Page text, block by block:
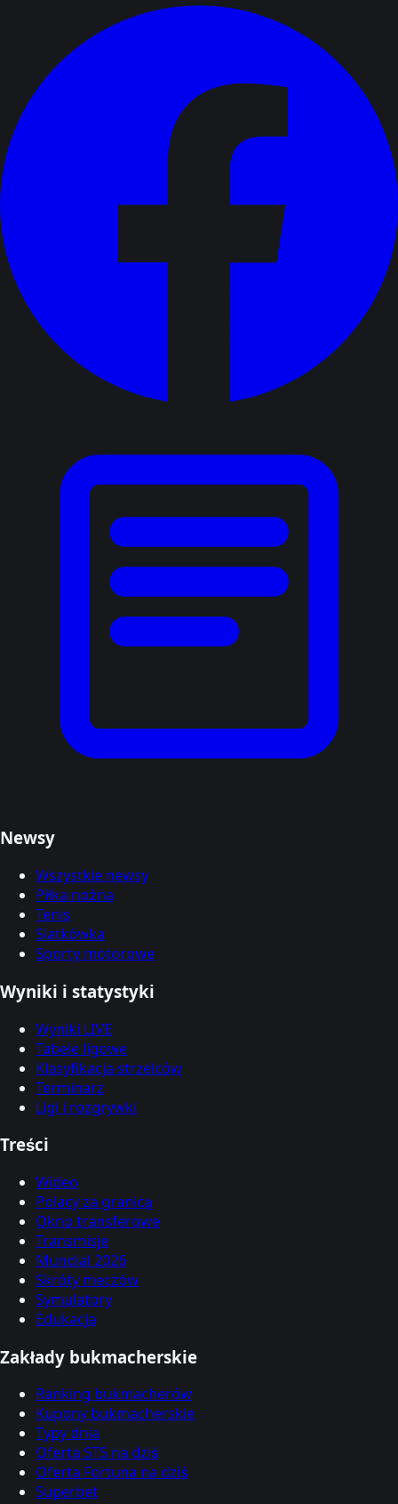
Newsy
Wszystkie newsy
Piłka nożna
Tenis
Siatkówka
Sporty motorowe
Wyniki i statystyki
Wyniki LIVE
Tabele ligowe
Klasyfikacja strzelców
Terminarz
Ligi i rozgrywki
Treści
Wideo
Polacy za granicą
Okno transferowe
Transmisje
Mundial 2026
Skróty meczów
Symulatory
Edukacja
Zakłady bukmacherskie
Ranking bukmacherów
Kupony bukmacherskie
Typy dnia
Oferta STS na dziś
Oferta Fortuna na dziś
Superbet